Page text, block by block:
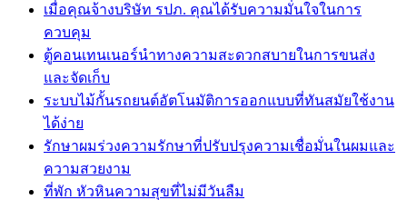
เมื่อคุณจ้างบริษัท รปภ. คุณได้รับความมั่นใจในการ
ควบคุม
ตู้คอนเทนเนอร์นำทางความสะดวกสบายในการขนส่ง
และจัดเก็บ
ระบบไม้กั้นรถยนต์อัตโนมัติการออกแบบที่ทันสมัยใช้งาน
ได้ง่าย
รักษาผมร่วงความรักษาที่ปรับปรุงความเชื่อมั่นในผมและ
ความสวยงาม
ที่พัก หัวหินความสุขที่ไม่มีวันลืม